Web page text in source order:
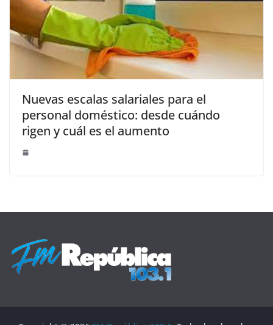
Nuevas escalas salariales para el
personal doméstico: desde cuándo
rigen y cuál es el aumento